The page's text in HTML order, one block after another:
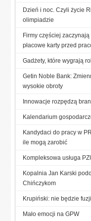
Dzień i noc. Czyli życie
olimpiadzie
Firmy częściej
płacowe karty przed
Gadżety, które wygrają
Getin Noble Bank:
wysokie obroty
Innowacje rozpędzą
Kalendarium
Kandydaci do pracy w
ile mogą zarobić
Kompleksowa usługa
Kopalnia Jan Karski
Chińczykom
Krupiński: nie będzie
Mało emocji na GPW